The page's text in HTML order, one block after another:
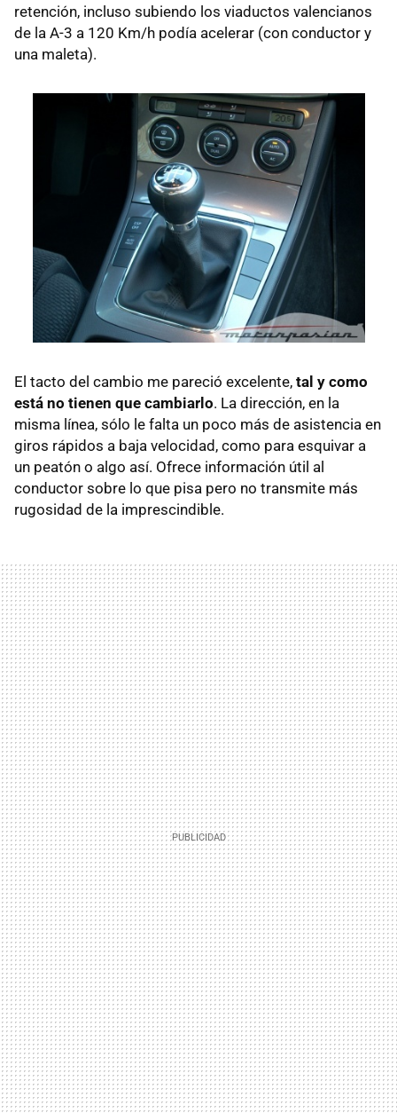
retención, incluso subiendo los viaductos valencianos
de la A-3 a 120 Km/h podía acelerar (con conductor y
una maleta).
El tacto del cambio me pareció excelente, tal y como
está no tienen que cambiarlo. La dirección, en la
misma línea, sólo le falta un poco más de asistencia en
giros rápidos a baja velocidad, como para esquivar a
un peatón o algo así. Ofrece información útil al
conductor sobre lo que pisa pero no transmite más
rugosidad de la imprescindible.